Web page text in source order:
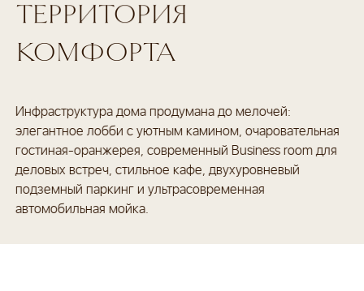
ТЕРРИТОРИЯ
КОМФОРТА
Инфраструктура дома продумана до мелочей:
элегантное лобби с уютным камином, очаровательная
гостиная-оранжерея, современный Business room для
деловых встреч, стильное кафе, двухуровневый
подземный паркинг и ультрасовременная
автомобильная мойка.
ПАРКИНГ
ЗВОНОК